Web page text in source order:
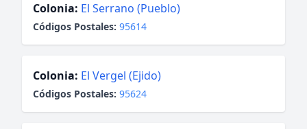
Colonia: El Serrano (Pueblo)
Códigos Postales: 95614
Colonia: El Vergel (Ejido)
Códigos Postales: 95624